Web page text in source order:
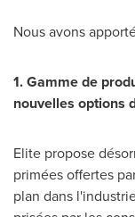
Nous avons
1. Gamme de
nouvelles options
Elite propose
primées offertes
plan dans